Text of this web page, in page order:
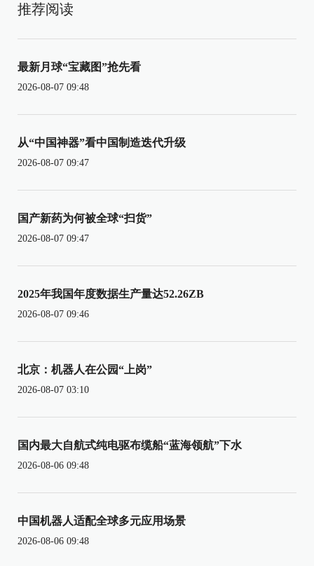
推荐阅读
最新月球“宝藏图”抢先看
2026-08-07 09:48
从“中国神器”看中国制造迭代升级
2026-08-07 09:47
国产新药为何被全球“扫货”
2026-08-07 09:47
2025年我国年度数据生产量达52.26ZB
2026-08-07 09:46
北京：机器人在公园“上岗”
2026-08-07 03:10
国内最大自航式纯电驱布缆船“蓝海领航”下水
2026-08-06 09:48
中国机器人适配全球多元应用场景
2026-08-06 09:48